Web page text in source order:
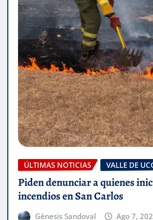
ÚLTIMAS NOTICIAS VALLE DE
Piden denunciar a quienes
incendios en San Carlos
Génesis Sandoval Ago 7,